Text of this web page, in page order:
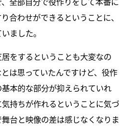
合わせができるということに、
ました。
をするということも大変なの
は思っていたんですけど、役作
本的な部分が抑えられていれ
持ちが作れるということに気づ
台と映像の差は感じなくなりま